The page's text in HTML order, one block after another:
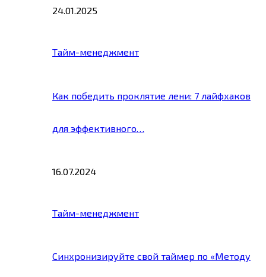
24.01.2025
Тайм-менеджмент
Как победить проклятие лени: 7 лайфхаков
для эффективного…
16.07.2024
Тайм-менеджмент
Синхронизируйте свой таймер по «Методу